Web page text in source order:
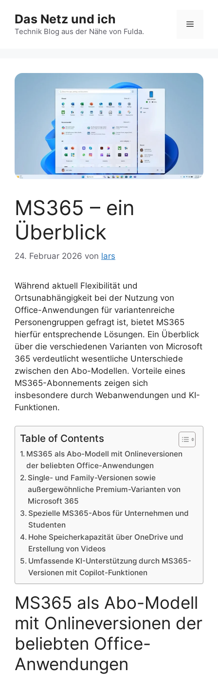
Inhalt
springen
Das Netz und ich
Technik Blog aus der Nähe von Fulda.
Menü
MS365 – ein
Überblick
24. Februar 2026 von lars
Während aktuell Flexibilität und
Ortsunabhängigkeit bei der Nutzung von
Office-Anwendungen für variantenreiche
Personengruppen gefragt ist, bietet MS365
hierfür entsprechende Lösungen. Ein Überblick
über die verschiedenen Varianten von Microsoft
365 verdeutlicht wesentliche Unterschiede
zwischen den Abo-Modellen. Vorteile eines
MS365-Abonnements zeigen sich
insbesondere durch Webanwendungen und KI-
Funktionen.
Table of Contents
MS365 als Abo-Modell mit Onlineversionen
der beliebten Office-Anwendungen
Single- und Family-Versionen sowie
außergewöhnliche Premium-Varianten von
Microsoft 365
Spezielle MS365-Abos für Unternehmen und
Studenten
Hohe Speicherkapazität über OneDrive und
Erstellung von Videos
Umfassende KI-Unterstützung durch MS365-
Versionen mit Copilot-Funktionen
MS365 als Abo-Modell
mit Onlineversionen der
beliebten Office-
Anwendungen